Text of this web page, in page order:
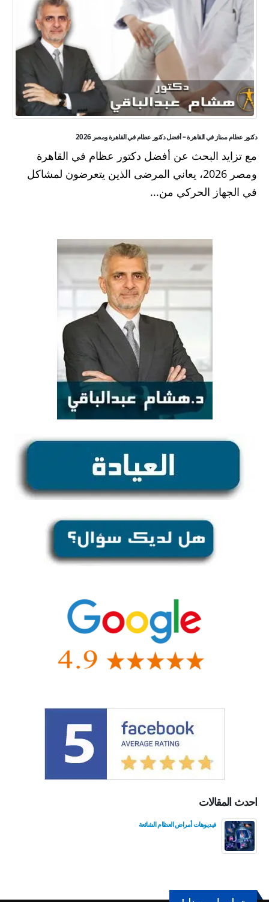
دكتور عظام ممتاز في القاهرة – أفضل دكتور عظام في القاهرة ومصر 2026
مع تزايد البحث عن أفضل دكتور عظام في القاهرة
ومصر 2026، يعاني المرضى الذين يتعرضون لمشاكل
في الجهاز الحركي من...
احدث المقالات
فيديوهات أمراض العظام الشائعة